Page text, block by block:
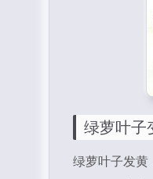
绿萝叶子
绿萝叶子发黄